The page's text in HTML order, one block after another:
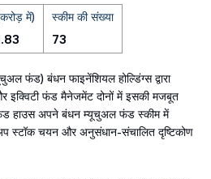
में) स्कीम की संख्या
73
फंड) बंधन फाइनेंशियल होल्डिंग्स द्वारा
इक्विटी फंड मैनेजमेंट दोनों में इसकी मजबूत
हाउस अपने बंधन म्यूचुअल फंड स्कीम में
स्टॉक चयन और अनुसंधान-संचालित दृष्टिकोण